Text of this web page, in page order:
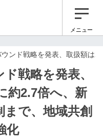
メニュー
ンド戦略を発表、取扱額は
戦略を発表、
約2.7倍へ、新
で、地域共創
化